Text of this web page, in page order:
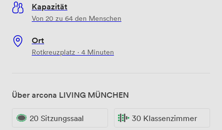
Kapazität
Von 20 zu 64 den Menschen
Ort
Rotkreuzplatz · 4 Minuten
Über arcona LIVING MÜNCHEN
20 Sitzungssaal 30 Klassenzimmer